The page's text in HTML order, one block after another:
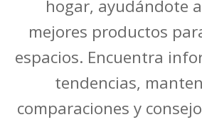
hogar, ayudándote
mejores productos
espacios. Encuentra
tendencias,
comparaciones y